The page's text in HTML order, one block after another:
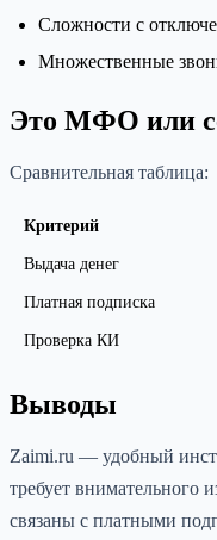
Сложности с
Множественные
Это МФО или
Сравнительная таблица:
Критерий
Выдача денег
Платная подписка
Проверка КИ
Выводы
Zaimi.ru — удобный
требует внимательного
связаны с платными